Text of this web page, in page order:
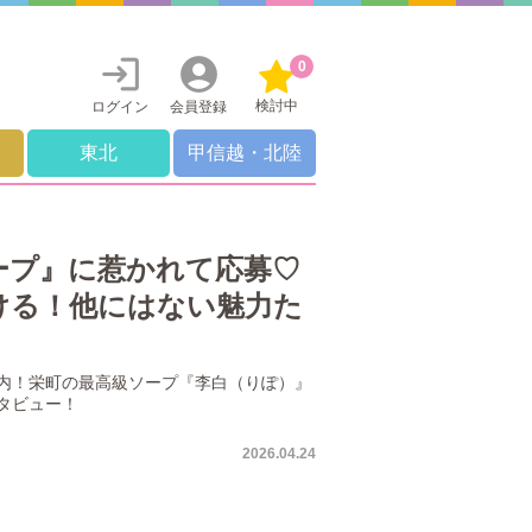
ログイン 会員登録 検討中
0
東北 甲信越・北陸
プ』に惹かれて応募♡
！他にはない魅力た
栄町の最高級ソープ『李白（りぽ）』
ビュー！
2026.04.24